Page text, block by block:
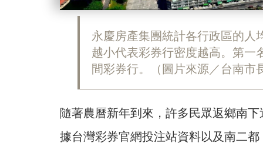
永慶房產集團統計各行政區的人
越小代表彩券行密度越高。第一
間彩券行。（圖片來源／台南市
隨著農曆新年到來，許多民眾返鄉南
據台灣彩券官網投注站資料以及南二